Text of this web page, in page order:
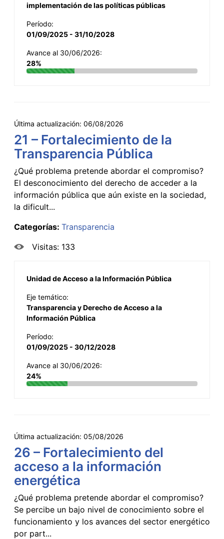
implementación de las políticas públicas
Período:
01/09/2025 - 31/10/2028
Avance al 30/06/2026:
28%
Última actualización: 06/08/2026
21 – Fortalecimiento de la
Transparencia Pública
¿Qué problema pretende abordar el compromiso?
El desconocimiento del derecho de acceder a la
información pública que aún existe en la sociedad,
la dificult...
Categorías: Transparencia
Visitas: 133
Unidad de Acceso a la Información Pública
Eje temático:
Transparencia y Derecho de Acceso a la
Información Pública
Período:
01/09/2025 - 30/12/2028
Avance al 30/06/2026:
24%
Última actualización: 05/08/2026
26 – Fortalecimiento del
acceso a la información
energética
¿Qué problema pretende abordar el compromiso?
Se percibe un bajo nivel de conocimiento sobre el
funcionamiento y los avances del sector energético
por part...